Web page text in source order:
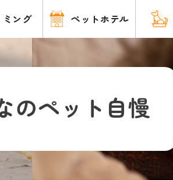
ミング ペットホテル
のペット自慢